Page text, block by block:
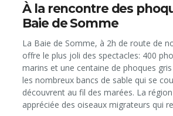
À la rencontre des
Baie de Somme
La Baie de Somme, à 2h de route de
offre le plus joli des spectacles: 400
marins et une centaine de phoques
les nombreux bancs de sable qui se
découvrent au fil des marées. La
appréciée des oiseaux migrateurs qui